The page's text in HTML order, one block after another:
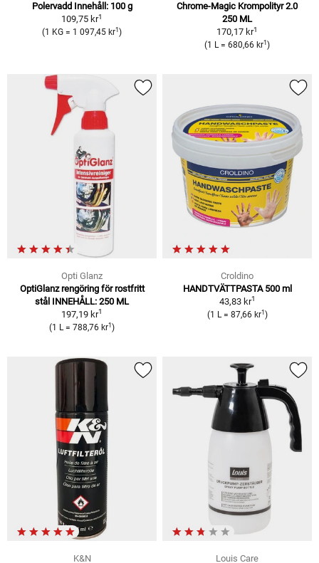
Polervadd Innehåll: 100 g
109,75 kr1
(1 KG = 1 097,45 kr1 )
Chrome-Magic Krompolityr 2.0
250 ML
170,17 kr1
(1 L = 680,66 kr1 )
Opti Glanz
OptiGlanz rengöring för rostfritt
stål INNEHÅLL: 250 ML
197,19 kr1
(1 L = 788,76 kr1 )
Croldino
HANDTVÄTTPASTA 500 ml
43,83 kr1
(1 L = 87,66 kr1 )
K&N Louis Care